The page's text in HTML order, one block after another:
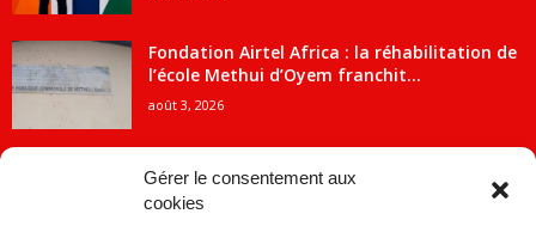
Gérer le consentement aux
cookies
Fondation Airtel Africa : la réhabilitation de
l’école Methui d’Oyem franchit...
août 3, 2026
CATÉGORIE POPULAIRE